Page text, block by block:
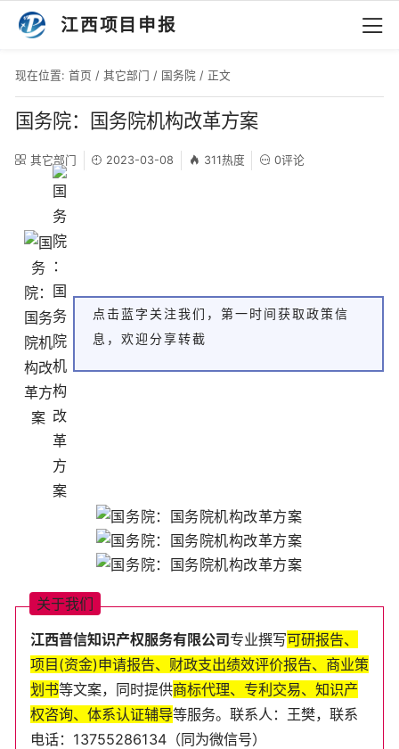
江西项目申报
现在位置: 首页 / 其它部门 / 国务院 / 正文
国务院：国务院机构改革方案
其它部门 2023-03-08 311热度 0评论
点击蓝字关注我们，第一时间获取政策信
息，欢迎分享转截
关于我们
江西普信知识产权服务有限公司专业撰写可研报告、
项目(资金)申请报告、 财政支出绩效评价报告、 商业策
划书等文案， 同时提供商标代理、 专利交易、 知识产
权咨询、 体系认证辅导等服务。 联系人 ：王樊， 联系
电话： 13755286134 （同为微信号）